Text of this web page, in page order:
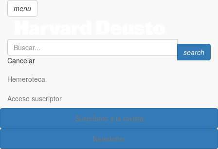
principal
menu
Search
Cancelar
Search
search
Hemeroteca
Acceso suscriptor
Suscríbete a la revista
Newsletter
Acceso suscriptor